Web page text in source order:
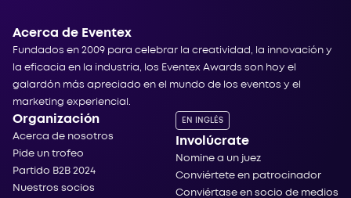
Acerca de Eventex
Fundados en 2009 para celebrar la creatividad, la innovación y
la eficacia en la industria, los Eventex Awards son hoy el
galardón más apreciado en el mundo de los eventos y el
marketing experiencial.
Organización
Acerca de nosotros
Pide un trofeo
Partido B2B 2024
Nuestros socios
EN INGLÉS
Involúcrate
Nomine a un juez
Conviértete en patrocinador
Conviértase en socio de medios